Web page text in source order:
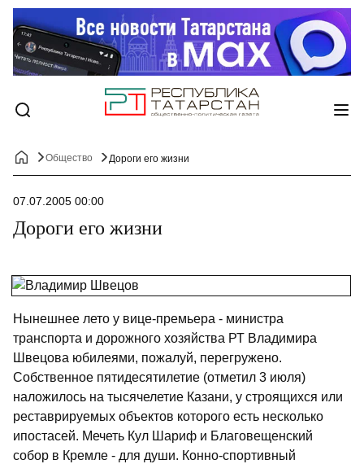
Общество Дороги его жизни
07.07.2005 00:00
Дороги его жизни
Нынешнее лето у вице-премьера - министра
транспорта и дорожного хозяйства РТ Владимира
Швецова юбилеями, пожалуй, перегружено.
Собственное пятидесятилетие (отметил 3 июля)
наложилось на тысячелетие Казани, у строящихся или
реставрируемых объектов которого есть несколько
ипостасей. Мечеть Кул Шариф и Благовещенский
собор в Кремле - для души. Конно-спортивный